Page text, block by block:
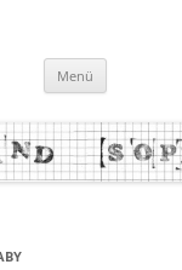
Menü